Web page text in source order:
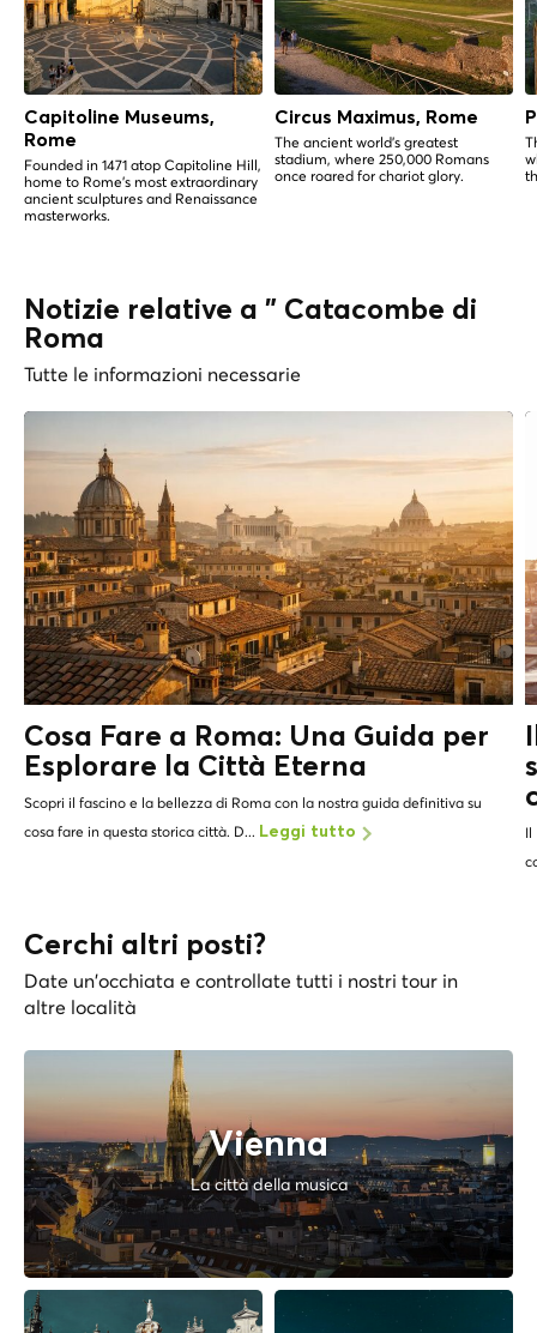
Capitoline Museums,
Rome
Founded in 1471 atop Capitoline Hill,
home to Rome's most extraordinary
ancient sculptures and Renaissance
masterworks.
Circus Maximus, Rome
The ancient world's greatest
stadium, where 250,000 Romans
once roared for chariot glory.
Notizie relative a " Catacombe di
Roma
Tutte le informazioni necessarie
Cosa Fare a Roma: Una Guida per
Esplorare la Città Eterna
Scopri il fascino e la bellezza di Roma con la nostra guida definitiva su
cosa fare in questa storica città. D... Leggi tutto
Il
Cerchi altri posti?
Date un'occhiata e controllate tutti i nostri tour in
altre località
Vienna
La città della musica